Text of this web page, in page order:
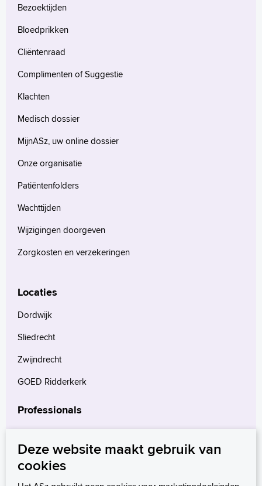
Tekstgrootte A
English
Français
Bezoektijden
Bloedprikken
Cliëntenraad
Complimenten of Suggestie
Klachten
Medisch dossier
MijnASz, uw online dossier
Onze organisatie
Patiëntenfolders
Wachttijden
Wijzigingen doorgeven
Zorgkosten en verzekeringen
Locaties
Dordwijk
Sliedrecht
Zwijndrecht
GOED Ridderkerk
Professionals
Verwijzers
Wetenschappelijk onderzoek
Deze website maakt gebruik van
cookies